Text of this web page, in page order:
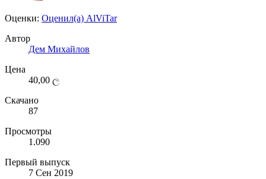
Оценки: Оценил(а) AlViTar
Автор
Дем Михайлов
Цена
40,00 ල
Скачано
87
Просмотры
1.090
Первый выпуск
7 Сен 2019